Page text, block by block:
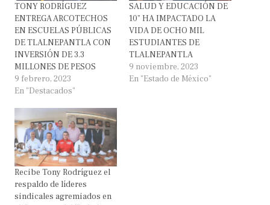
TONY RODRÍGUEZ
ENTREGA ARCOTECHOS
EN ESCUELAS PÚBLICAS
DE TLALNEPANTLA CON
INVERSIÓN DE 3.3
MILLONES DE PESOS
9 febrero, 2023
En "Destacados"
SALUD Y EDUCACIÓN DE
10” HA IMPACTADO LA
VIDA DE OCHO MIL
ESTUDIANTES DE
TLALNEPANTLA
9 noviembre, 2023
En "Estado de México"
Recibe Tony Rodríguez el
respaldo de líderes
sindicales agremiados en